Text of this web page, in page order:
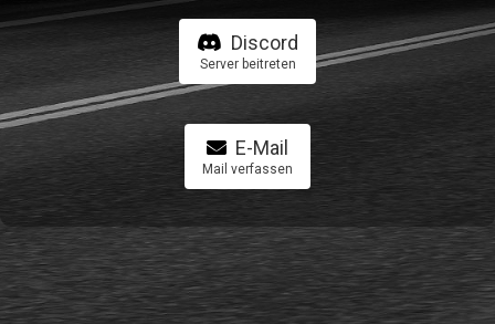
Discord
Server beitreten
E-Mail
Mail verfassen